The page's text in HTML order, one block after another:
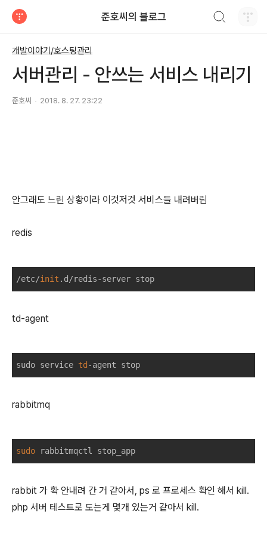
준호씨의 블로그
개발이야기/호스팅관리
서버관리 - 안쓰는 서비스 내리기
준호씨 2018. 8. 27. 23:22
안그래도 느린 상황이라 이것저것 서비스들 내려버림
redis
/etc/init
td-agent
sudo service td
rabbitmq
sudo
rabbit 가 확 안내려 간 거 같아서, ps 로 프로세스 확인 해서 kill.
php 서버 테스트로 도는게 몇개 있는거 같아서 kill.